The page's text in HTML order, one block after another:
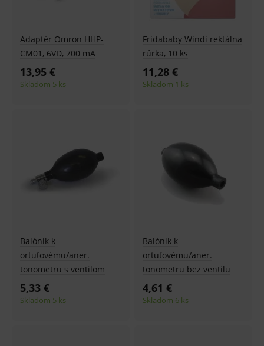
Adaptér Omron HHP-
CM01, 6VD, 700 mA
13,95 €
Skladom 5 ks
Fridababy Windi rektálna
rúrka, 10 ks
11,28 €
Skladom 1 ks
Balónik k
ortuťovému/aner.
tonometru s ventilom
5,33 €
Skladom 5 ks
Balónik k
ortuťovému/aner.
tonometru bez ventilu
4,61 €
Skladom 6 ks